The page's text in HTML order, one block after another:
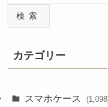
検索
カテゴリー
スマホケース